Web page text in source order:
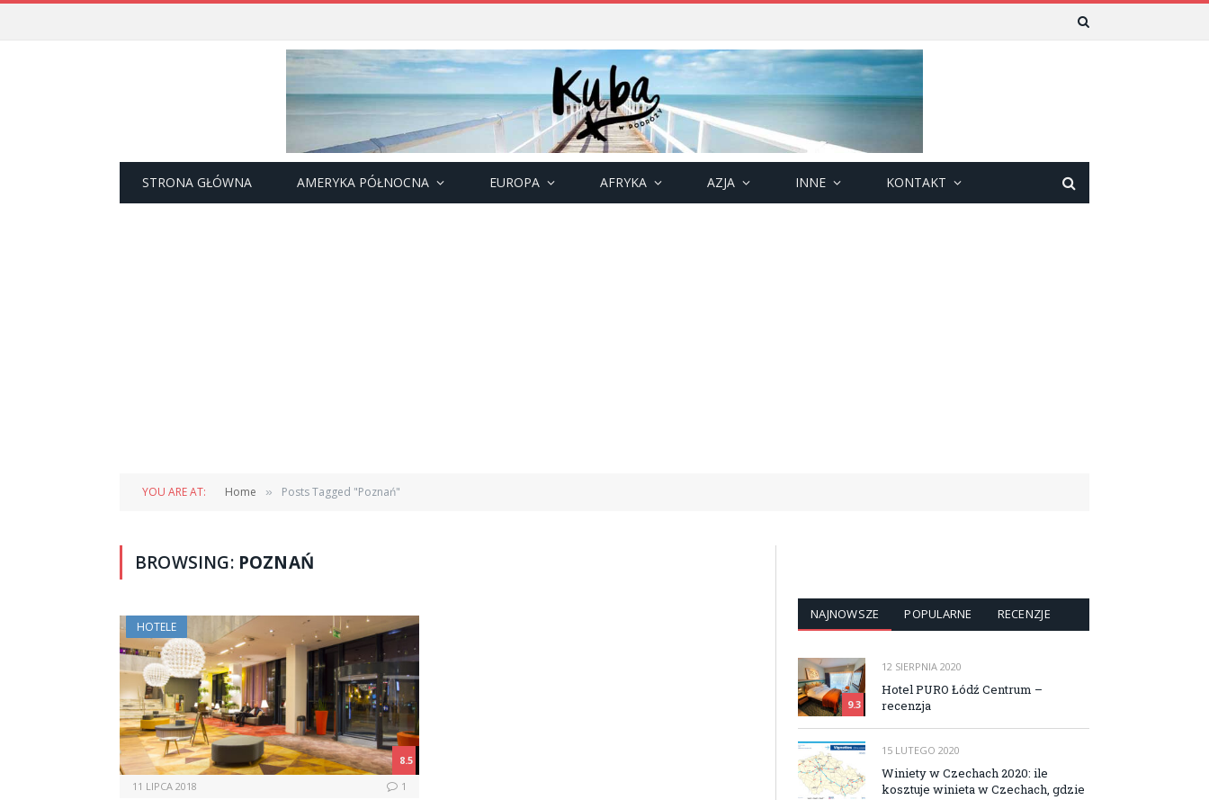
STRONA GŁÓWNA AMERYKA PÓŁNOCNA EUROPA AFRYKA AZJA INNE KONTAKT
YOU ARE AT: Home » Posts Tagged "Poznań"
BROWSING: POZNAŃ
8.5
HOTELE
11 LIPCA 2018 1
NAJNOWSZE POPULARNE RECENZJE
9.3
12 SIERPNIA 2020
Hotel PURO Łódź Centrum –
recenzja
15 LUTEGO 2020
Winiety w Czechach 2020: ile
kosztuje winieta w Czechach, gdzie